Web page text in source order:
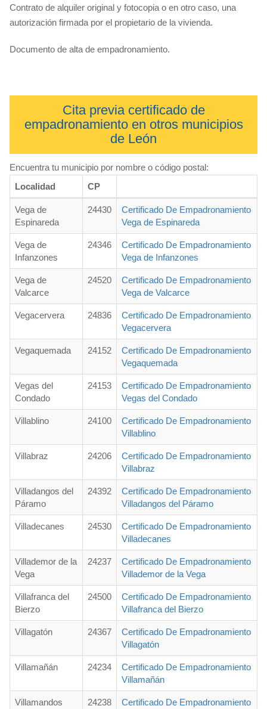
Contrato de alquiler original y fotocopia o en otro caso, una
autorización firmada por el propietario de la vivienda.
Documento de alta de empadronamiento.
Cita previa certificado de
empadronamiento en otros municipios
de León
Encuentra tu municipio por nombre o código postal:
Localidad
CP
Vega de
Espinareda
24430
Certificado De Empadronamiento
Vega de Espinareda
Vega de
Infanzones
24346
Certificado De Empadronamiento
Vega de Infanzones
Vega de
Valcarce
24520
Certificado De Empadronamiento
Vega de Valcarce
Vegacervera 24836
Certificado De Empadronamiento
Vegacervera
Vegaquemada 24152
Certificado De Empadronamiento
Vegaquemada
Vegas del
Condado
24153
Certificado De Empadronamiento
Vegas del Condado
Villablino 24100
Certificado De Empadronamiento
Villablino
Villabraz 24206
Certificado De Empadronamiento
Villabraz
Villadangos del
Páramo
24392
Certificado De Empadronamiento
Villadangos del Páramo
Villadecanes 24530
Certificado De Empadronamiento
Villadecanes
Villademor de la
Vega
24237
Certificado De Empadronamiento
Villademor de la Vega
Villafranca del
Bierzo
24500
Certificado De Empadronamiento
Villafranca del Bierzo
Villagatón 24367
Certificado De Empadronamiento
Villagatón
Villamañán 24234
Certificado De Empadronamiento
Villamañán
Villamandos 24238
Certificado De Empadronamiento